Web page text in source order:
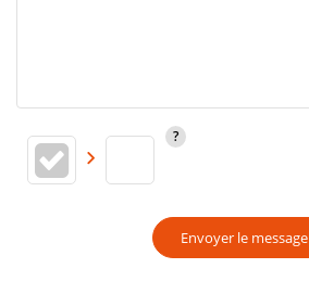
Envoyer le message